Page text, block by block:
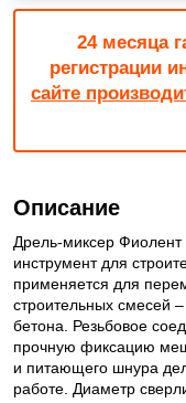
24 месяца
регистрации
сайте
Описание
Дрель-миксер
инструмент для
применяется для
строительных смесей –
бетона. Резьбовое
прочную фиксацию
и питающего шнура
работе. Диаметр